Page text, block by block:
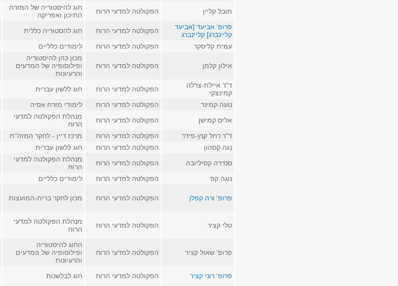
תובל קליין
הפקולטה למדעי הרוח
חוג להיסטוריה של המזרח
התיכון ואפריקה
פרופ' אביעד [אביעד
קליינברג] קליינברג
הפקולטה למדעי הרוח חוג להסטוריה כללית
עמית קליסקר
הפקולטה למדעי הרוח לימודים כלליים
אילון קלמן הפקולטה למדעי הרוח
מכון כהן להיסטוריה
ופילוסופיה של המדעים
והרעיונות
ד"ר איילת-צרלה
קמינצקי
הפקולטה למדעי הרוח
חוג ללשון עברית
נועה קמינר
הפקולטה למדעי הרוח
לימודי מזרח אסיה
אליס קמישן
הפקולטה למדעי הרוח
מנהלת הפקולטה למדעי
הרוח
ד"ר רחל קנץ-פידר
הפקולטה למדעי הרוח
מרכז דיין - לחקר המזה"ת
נגה קסהון
הפקולטה למדעי הרוח
חוג ללשון עברית
סנדרה קסיליובה
הפקולטה למדעי הרוח
מנהלת הפקולטה למדעי
הרוח
נוגה קפ
הפקולטה למדעי הרוח לימודים כלליים
פרופ' ורה קפלן הפקולטה למדעי הרוח מכון לחקר ברית-המועצות
טלי קציר הפקולטה למדעי הרוח
מנהלת הפקולטה למדעי
הרוח
פרופ' שאול קציר הפקולטה למדעי הרוח
החוג להיסטוריה
ופילוסופיה של המדעים
והרעיונות
פרופ' רוני קציר הפקולטה למדעי הרוח חוג לבלשנות